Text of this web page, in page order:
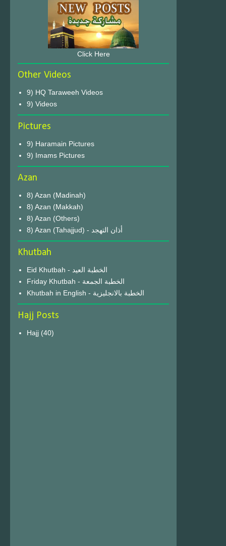
Click Here
Other Videos
9) HQ Taraweeh Videos
9) Videos
Pictures
9) Haramain Pictures
9) Imams Pictures
Azan
8) Azan (Madinah)
8) Azan (Makkah)
8) Azan (Others)
8) Azan (Tahajjud) - أذان التهجد
Khutbah
Eid Khutbah - الخطبة العيد
Friday Khutbah - الخطبة الجمعة
Khutbah in English - الخطبة بالانجليزية
Hajj Posts
Hajj (40)